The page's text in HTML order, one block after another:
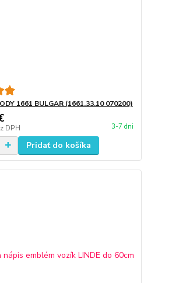
1661 BULGAR (1661.33.10 070200)
DPH 3-7 dni
Pridať do košíka